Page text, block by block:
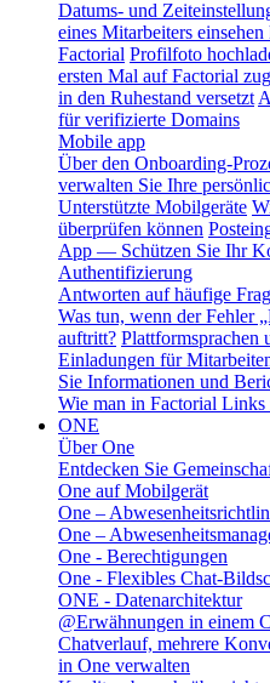
Datums- und
eines Mitarbeiters einsehen
Factorial Profilfoto
ersten Mal auf Factorial
in den Ruhestand versetzt
für verifizierte Domains
Mobile app
Über den Onboarding-
verwalten Sie Ihre
Unterstützte Mobilgeräte
überprüfen können
App — Schützen Sie Ihr
Authentifizierung
Antworten auf häufige
Was tun, wenn der Fehler
auftritt? Plattformsprachen
Einladungen für
Sie Informationen und
Wie man in Factorial
ONE
Über One
Entdecken Sie
One auf Mobilgerät
One –
One –
One - Berechtigungen
One - Flexibles Chat-
ONE - Datenarchitektur
@Erwähnungen in einem
Chatverlauf, mehrere
in One verwalten